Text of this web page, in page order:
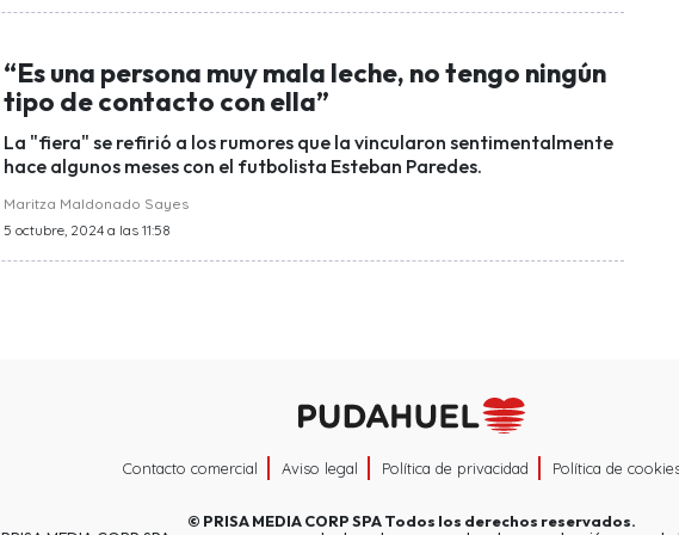
“Es una persona muy mala leche, no tengo ningún
tipo de contacto con ella”
La "fiera" se refirió a los rumores que la vincularon sentimentalmente
hace algunos meses con el futbolista Esteban Paredes.
Maritza Maldonado Sayes
5 octubre, 2024 a las 11:58
Contacto comercial Aviso legal Política de privacidad Política de
© PRISA MEDIA CORP SPATodos los derechos reservados.